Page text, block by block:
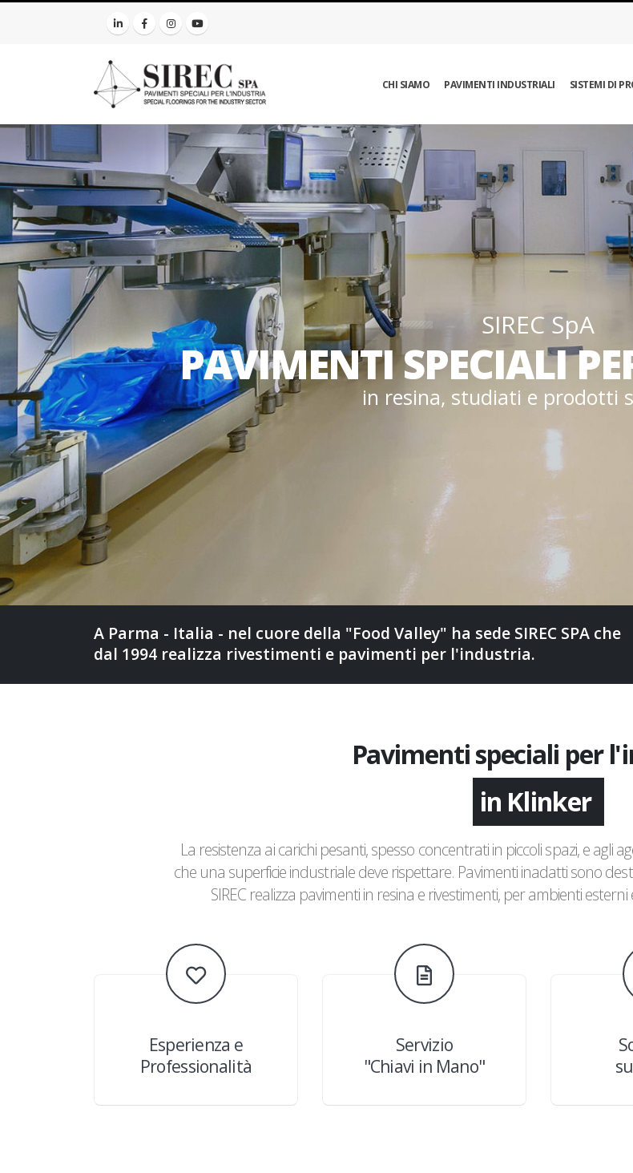
CHI SIAMO PAVIMENTI INDUSTRIALI SISTEMI DI
SIREC SpA
PAVIMENTI SPECIALI
in resina, studiati e prodotti s
A Parma - Italia - nel cuore della "Food Valley" ha sede SIREC SPA che
dal 1994 realizza rivestimenti e pavimenti per l'industria.
Pavimenti speciali per
in Gres
La resistenza ai carichi pesanti, spesso concentrati in piccoli spazi, e agli
che una superficie industriale deve rispettare. Pavimenti inadatti sono
SIREC realizza pavimenti in resina e rivestimenti, per ambienti
Esperienza e
Professionalità
Servizio
"Chiavi in Mano"